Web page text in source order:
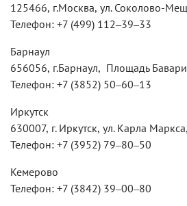
125466, г.Москва, ул. Соколово-
Телефон: +7 (499) 112‒39‒33
Барнаул
656056, г.Барнаул,
Площадь
Телефон: +7 (3852) 50‒60‒13
Иркутск
630007, г. Иркутск, ул. Карла
Телефон: +7 (3952) 79‒80‒50
Кемерово
Телефон: +7 (3842) 39‒00‒80